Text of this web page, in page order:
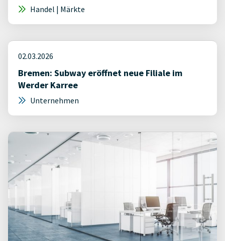
Handel | Märkte
02.03.2026
Bremen: Subway eröffnet neue Filiale im
Werder Karree
Unternehmen